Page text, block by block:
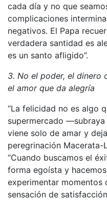
cada día y no que
complicaciones
negativos. El Papa
verdadera santidad es
es un santo afligido”.
3. No el poder, el dinero
el amor que da alegría
“La felicidad no es algo
supermercado
viene solo de amar y
peregrinación Macerata-
“Cuando buscamos el
forma egoísta y
experimentar momentos
sensación de